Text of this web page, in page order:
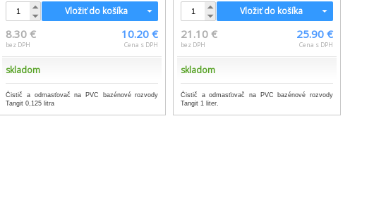
Vložiť do košíka
8.30 €
bez DPH
10.20 €
Cena s DPH
skladom
Čistič a odmasťovač na PVC bazénové rozvody
Tangit 0,125 litra
Vložiť do košíka
21.10 €
bez DPH
25.90 €
Cena s DPH
skladom
Čistič a odmasťovač na PVC bazénové rozvody
Tangit 1 liter.